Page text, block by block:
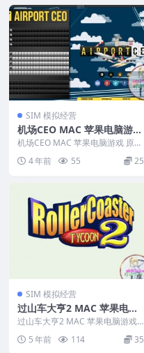
SIM 模拟经营
机场CEO MAC 苹果电脑游戏
原生版 支援10.14 10.15 11 1
2 13 适用于APPLE CPU
机场CEO MAC 苹果电脑游戏 原生
4 年前 55 25
SIM 模拟经营
过山车大亨2 MAC 苹果电脑
游戏 繁体中文版 支援10.13 1
0.14 10.15 11 12 适用于APP
LE CPU
过山车大亨2 MAC 苹果电脑游戏
繁体中文版 支援10.13 10.14 10...
5 年前 114 35